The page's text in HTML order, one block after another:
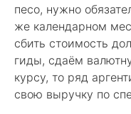
песо, нужно
же календарном
сбить стоимость
гиды, сдаём
курсу, то ряд
свою выручку по